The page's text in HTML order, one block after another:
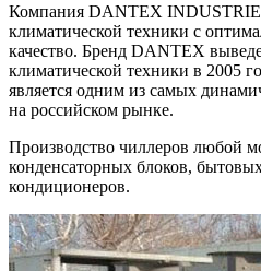
Компания DANTEX
климатической техники с
качество. Бренд DANTEX
климатической техники в 2005
является одним из самых
на российском рынке.
Производство чиллеров любой
конденсаторных блоков,
кондиционеров.